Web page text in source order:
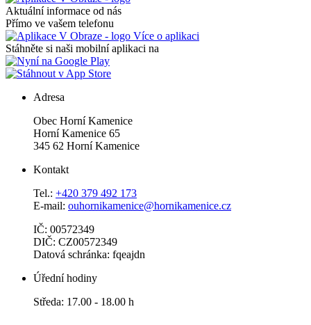
Aktuální informace od nás
Přímo ve vašem telefonu
Více o aplikaci
Stáhněte si naši mobilní aplikaci na
Adresa
Obec Horní Kamenice
Horní Kamenice 65
345 62 Horní Kamenice
Kontakt
Tel.: +420 379 492 173
E-mail: ouhornikamenice@hornikamenice.cz
IČ: 00572349
DIČ: CZ00572349
Datová schránka: fqeajdn
Úřední hodiny
Středa: 17.00 - 18.00 h